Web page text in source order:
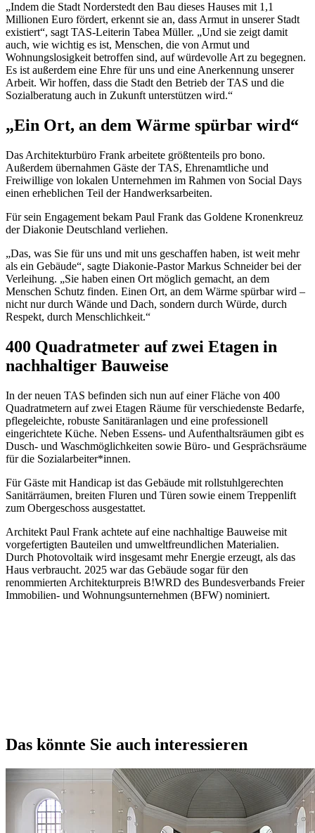
„Indem die Stadt Norderstedt den Bau dieses Hauses mit 1,1
Millionen Euro fördert, erkennt sie an, dass Armut in unserer Stadt
existiert“, sagt TAS-Leiterin Tabea Müller. „Und sie zeigt damit
auch, wie wichtig es ist, Menschen, die von Armut und
Wohnungslosigkeit betroffen sind, auf würdevolle Art zu begegnen.
Es ist außerdem eine Ehre für uns und eine Anerkennung unserer
Arbeit. Wir hoffen, dass die Stadt den Betrieb der TAS und die
Sozialberatung auch in Zukunft unterstützen wird.“
„Ein Ort, an dem Wärme spürbar wird“
Das Architekturbüro Frank arbeitete größtenteils pro bono.
Außerdem übernahmen Gäste der TAS, Ehrenamtliche und
Freiwillige von lokalen Unternehmen im Rahmen von Social Days
einen erheblichen Teil der Handwerksarbeiten.
Für sein Engagement bekam Paul Frank das Goldene Kronenkreuz
der Diakonie Deutschland verliehen.
„Das, was Sie für uns und mit uns geschaffen haben, ist weit mehr
als ein Gebäude“, sagte Diakonie-Pastor Markus Schneider bei der
Verleihung. „Sie haben einen Ort möglich gemacht, an dem
Menschen Schutz finden. Einen Ort, an dem Wärme spürbar wird –
nicht nur durch Wände und Dach, sondern durch Würde, durch
Respekt, durch Menschlichkeit.“
400 Quadratmeter auf zwei Etagen in
nachhaltiger Bauweise
In der neuen TAS befinden sich nun auf einer Fläche von 400
Quadratmetern auf zwei Etagen Räume für verschiedenste Bedarfe,
pflegeleichte, robuste Sanitäranlagen und eine professionell
eingerichtete Küche. Neben Essens- und Aufenthaltsräumen gibt es
Dusch- und Waschmöglichkeiten sowie Büro- und Gesprächsräume
für die Sozialarbeiter*innen.
Für Gäste mit Handicap ist das Gebäude mit rollstuhlgerechten
Sanitärräumen, breiten Fluren und Türen sowie einem Treppenlift
zum Obergeschoss ausgestattet.
Architekt Paul Frank achtete auf eine nachhaltige Bauweise mit
vorgefertigten Bauteilen und umweltfreundlichen Materialien.
Durch Photovoltaik wird insgesamt mehr Energie erzeugt, als das
Haus verbraucht. 2025 war das Gebäude sogar für den
renommierten Architekturpreis B!WRD des Bundesverbands Freier
Immobilien- und Wohnungsunternehmen (BFW) nominiert.
Das könnte Sie auch interessieren